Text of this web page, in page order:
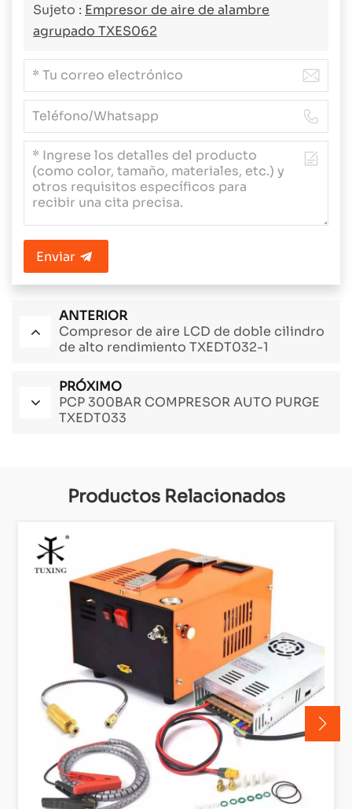
Sujeto : Empresor de aire de alambre
agrupado TXES062
Enviar
ANTERIOR
Compresor de aire LCD de doble cilindro
de alto rendimiento TXEDT032-1
PRÓXIMO
PCP 300BAR COMPRESOR AUTO PURGE
TXEDT033
Productos Relacionados